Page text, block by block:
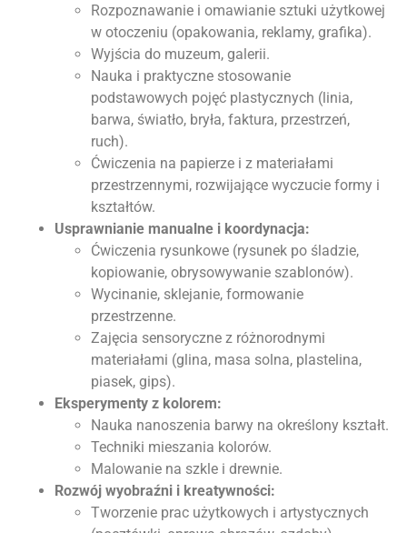
Rozpoznawanie i omawianie sztuki użytkowej
w otoczeniu (opakowania, reklamy, grafika).
Wyjścia do muzeum, galerii.
Nauka i praktyczne stosowanie
podstawowych pojęć plastycznych (linia,
barwa, światło, bryła, faktura, przestrzeń,
ruch).
Ćwiczenia na papierze i z materiałami
przestrzennymi, rozwijające wyczucie formy i
kształtów.
Usprawnianie manualne i koordynacja:
Ćwiczenia rysunkowe (rysunek po śladzie,
kopiowanie, obrysowywanie szablonów).
Wycinanie, sklejanie, formowanie
przestrzenne.
Zajęcia sensoryczne z różnorodnymi
materiałami (glina, masa solna, plastelina,
piasek, gips).
Eksperymenty z kolorem:
Nauka nanoszenia barwy na określony kształt.
Techniki mieszania kolorów.
Malowanie na szkle i drewnie.
Rozwój wyobraźni i kreatywności:
Tworzenie prac użytkowych i artystycznych